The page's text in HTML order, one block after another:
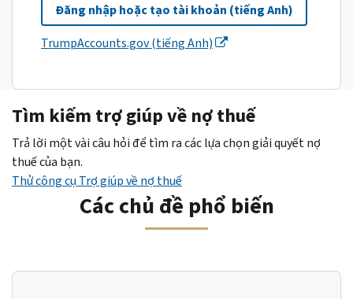
Đăng nhập hoặc tạo tài khoản (tiếng Anh)
TrumpAccounts.gov (tiếng Anh)
Tìm kiếm trợ giúp về nợ thuế
Trả lời một vài câu hỏi để tìm ra các lựa chọn giải quyết nợ
thuế của bạn.
Thử công cụ Trợ giúp về nợ thuế
Các chủ đề phổ biến